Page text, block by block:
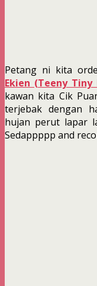
Petang ni kita
Ekien (Teeny Tiny
kawan kita Cik
terjebak dengan
hujan perut lapar
Sedappppp and